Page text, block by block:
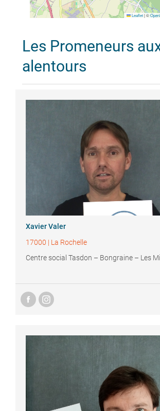
Leaflet |©
Les Promeneurs
alentours
Xavier Valer
17000 | La Rochelle
Centre social Tasdon – Bongraine – Les